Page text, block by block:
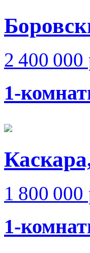
2 400 000
1-
1 800 000
1-